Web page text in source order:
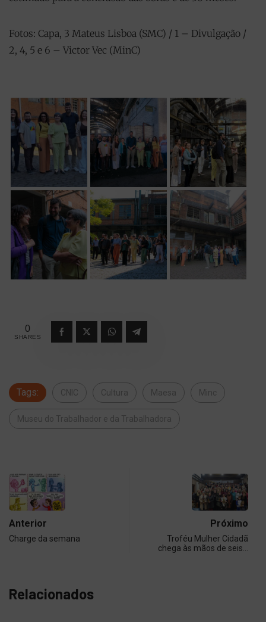
Fotos: Capa, 3 Mateus Lisboa (SMC) / 1 – Divulgação /
2, 4, 5 e 6 – Victor Vec (MinC)
0
SHARES
Tags: CNIC Cultura Maesa Minc
Museu do Trabalhador e da Trabalhadora
Anterior
Charge da semana
Próximo
Troféu Mulher Cidadã
chega às mãos de seis…
Relacionados